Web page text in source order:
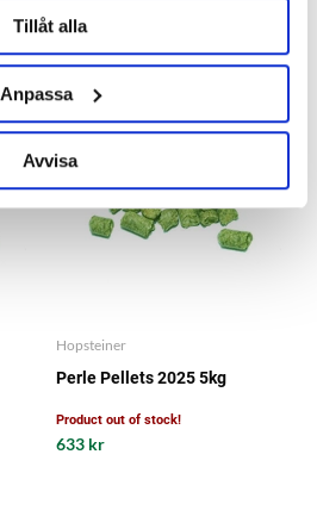
Tillåt alla
Anpassa
Avvisa
Hopsteiner
Perle Pellets 2025 5kg
Product out of stock!
633 kr